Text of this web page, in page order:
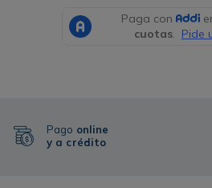
Pago online
y a crédito